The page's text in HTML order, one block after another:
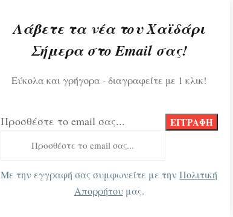
Λάβετε τα νέα του Χαϊδάρι
Σήμερα στο Email σας!
Εύκολα και γρήγορα - διαγραφείτε με 1 κλικ!
Προσθέστε το email σας...
Με την εγγραφή σας συμφωνείτε με τηνΠολιτική
Απορρήτουμας.